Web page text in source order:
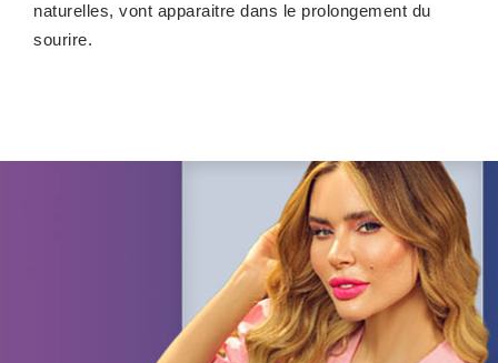
naturelles, vont apparaitre dans le prolongement du
sourire.